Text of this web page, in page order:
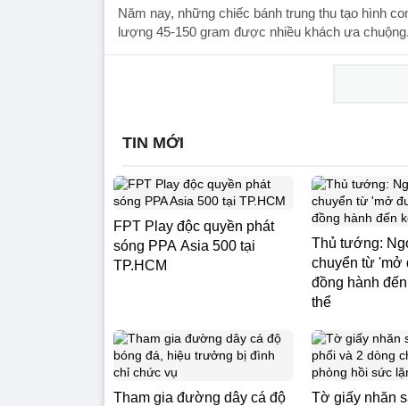
Năm nay, những chiếc bánh trung thu tạo hình
lượng 45-150 gram được nhiều khách ưa chuộng.
TIN MỚI
FPT Play độc quyền phát
sóng PPA Asia 500 tại
TP.HCM
Thủ tướng:
chuyển từ 'mở
đồng hành
thể
Tham gia đường dây cá độ
Tờ giấy nhăn